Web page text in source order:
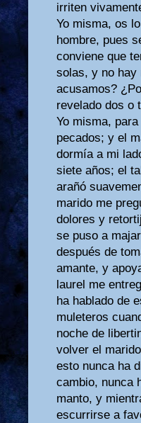
irriten
Yo misma, os
hombre, pues
conviene que
solas, y no hay
acusamos?
revelado dos o
Yo misma,
pecados; y el
dormía a mi
siete años; el
arañó
marido me
dolores y
se puso a
después de
amante, y
laurel me
ha hablado de
muleteros
noche de
volver el
esto nunca ha
cambio, nunca
manto, y
escurrirse a